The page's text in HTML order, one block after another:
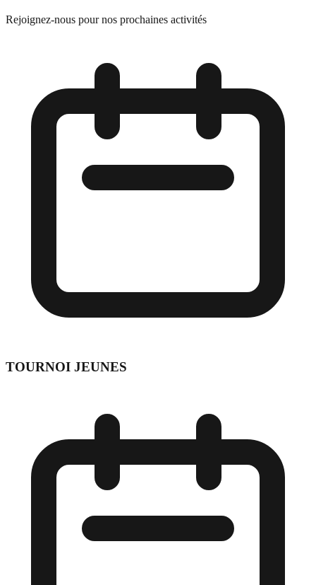
Rejoignez-nous pour nos prochaines activités
TOURNOI JEUNES